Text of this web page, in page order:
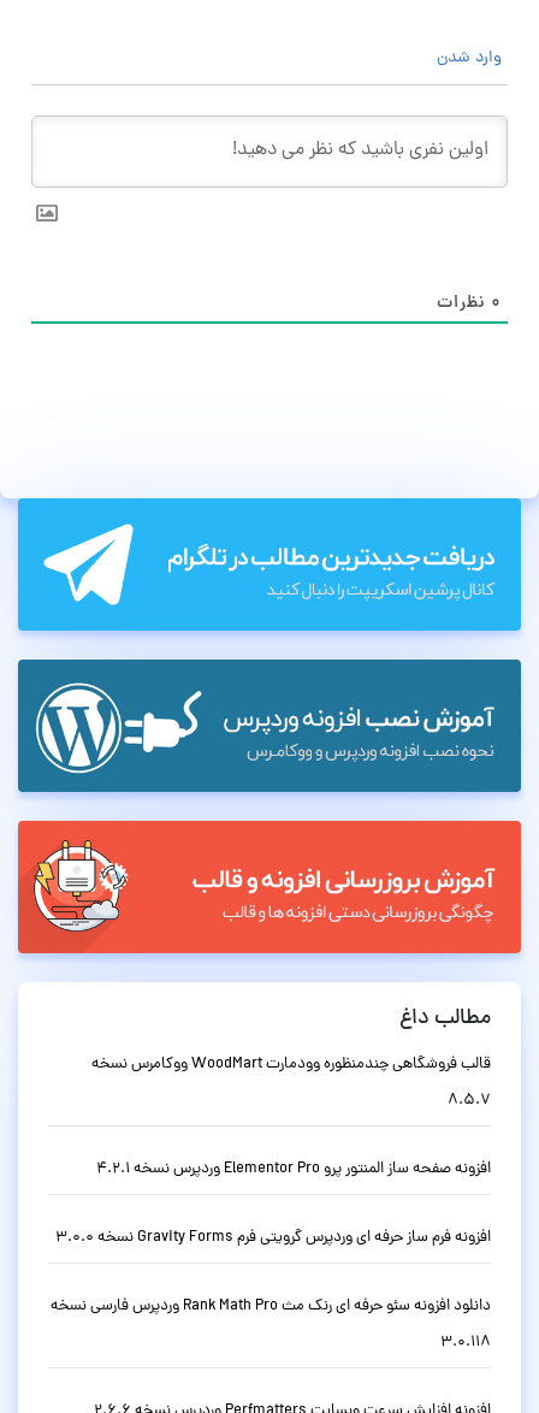
وارد شدن
۰ نظرات
مطالب داغ
قالب فروشگاهی چندمنظوره وودمارت WoodMart ووکامرس نسخه
8.5.7
افزونه صفحه ساز المنتور پرو Elementor Pro وردپرس نسخه 4.2.1
افزونه فرم ساز حرفه ای وردپرس گرویتی فرم Gravity Forms نسخه 3.0.0
دانلود افزونه سئو حرفه ای رنک مث Rank Math Pro وردپرس فارسی نسخه
3.0.118